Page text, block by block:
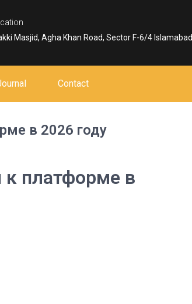
Masjid, Agha Khan Road, Sector F-6/4 Islamabad
Contact
в 2026 году
к платформе в